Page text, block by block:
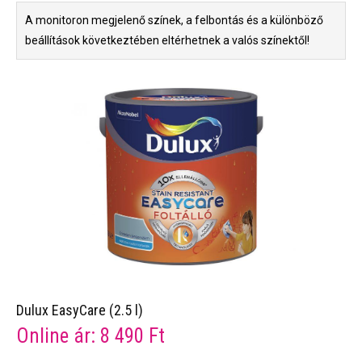
A monitoron megjelenő színek, a felbontás és a különböző
beállítások következtében eltérhetnek a valós színektől!
Dulux EasyCare (2.5 l)
Online ár: 8 490 Ft